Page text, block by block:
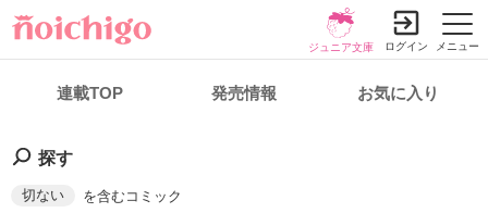
メニュー
ジュニア文庫 ログイン
連載TOP 発売情報 お気に入り
探す
切ない を含むコミック